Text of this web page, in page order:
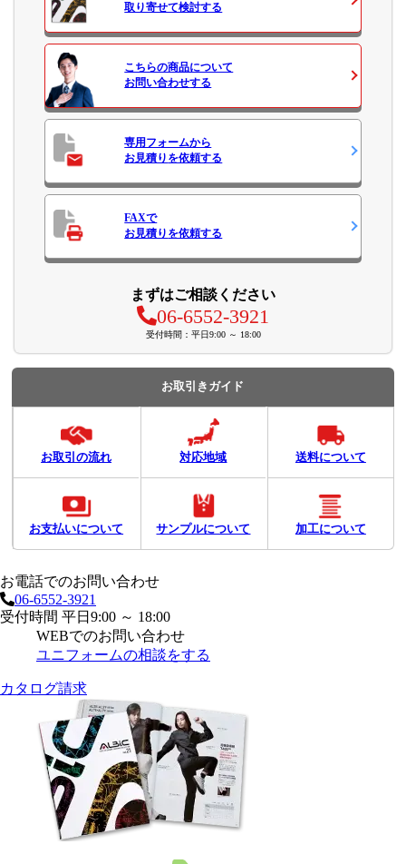
取り寄せて検討する
こちらの商品について
お問い合わせする
専用フォームから
お見積り を依頼する
FAXで
お見積り を依頼する
まずはご相談ください
06-6552-3921
受付時間：平日9:00 ～ 18:00
お取引きガイド
お取引の流れ 対応地域 送料について
お支払いについて サンプルについて 加工について
お電話でのお問い合わせ
06-6552-3921
受付時間 平日9:00 ～ 18:00
WEBでのお問い合わせ
ユニフォームの相談をする
カタログ請求